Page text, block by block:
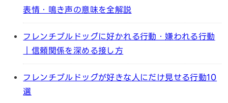
表情・鳴き声の意味を全解説
フレンチブルドッグに好かれる行動・嫌われる行動
｜信頼関係を深める接し方
フレンチブルドッグが好きな人にだけ見せる行動10
選